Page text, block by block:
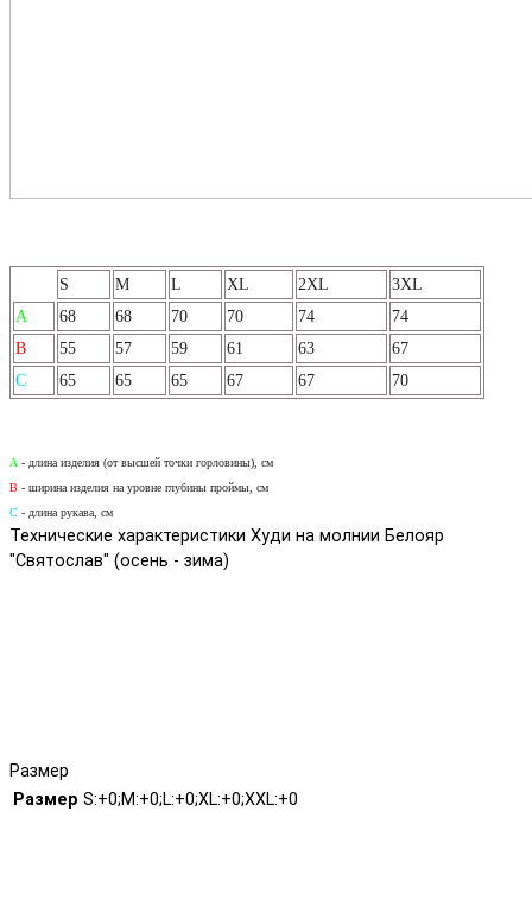
S M L XL 2XL
3XL
А
68 68 70 70 74
74
B
55 57 59 61 63
67
C
65 65 65 67 67 70
A - длина изделия (от высшей точки горловины), см
B - ширина изделия на уровне глубины проймы, см
С - длина рукава, см
Технические характеристики Худи на молнии Белояр
"Святослав" (осень - зима)
Размер
Размер S:+0;M:+0;L:+0;XL:+0;XXL:+0